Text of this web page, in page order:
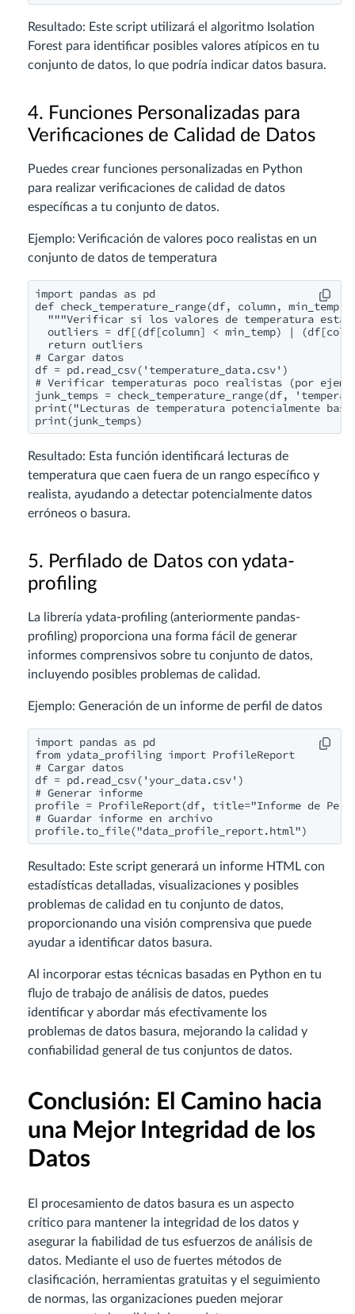
Resultado: Este script utilizará el algoritmo Isolation
Forest para identificar posibles valores atípicos en tu
conjunto de datos, lo que podría indicar datos basura.
4. Funciones Personalizadas para
Verificaciones de Calidad de Datos
Puedes crear funciones personalizadas en Python
para realizar verificaciones de calidad de datos
específicas a tu conjunto de datos.
Ejemplo: Verificación de valores poco realistas en un
conjunto de datos de temperatura
import pandas as pd
def check_temperature_range(df, column, min_temp,
"""Verificar si los valores de temperatura
outliers = df[(df[column] < min_temp) |
return outliers
# Cargar datos
df = pd.read_csv('temperature_data.csv')
# Verificar temperaturas poco realistas (por
junk_temps = check_temperature_range(df,
print("Lecturas de temperatura potencialmente
print(junk_temps)
Resultado: Esta función identificará lecturas de
temperatura que caen fuera de un rango específico y
realista, ayudando a detectar potencialmente datos
erróneos o basura.
5. Perfilado de Datos con ydata-
profiling
La librería ydata-profiling (anteriormente pandas-
profiling) proporciona una forma fácil de generar
informes comprensivos sobre tu conjunto de datos,
incluyendo posibles problemas de calidad.
Ejemplo: Generación de un informe de perfil de datos
import pandas as pd
from ydata_profiling import ProfileReport
# Cargar datos
df = pd.read_csv('your_data.csv')
# Generar informe
profile = ProfileReport(df, title="Informe de
# Guardar informe en archivo
profile.to_file("data_profile_report.html")
Resultado: Este script generará un informe HTML con
estadísticas detalladas, visualizaciones y posibles
problemas de calidad en tu conjunto de datos,
proporcionando una visión comprensiva que puede
ayudar a identificar datos basura.
Al incorporar estas técnicas basadas en Python en tu
flujo de trabajo de análisis de datos, puedes
identificar y abordar más efectivamente los
problemas de datos basura, mejorando la calidad y
confiabilidad general de tus conjuntos de datos.
Conclusión: El Camino hacia
una Mejor Integridad de los
Datos
El procesamiento de datos basura es un aspecto
crítico para mantener la integridad de los datos y
asegurar la fiabilidad de tus esfuerzos de análisis de
datos. Mediante el uso de fuertes métodos de
clasificación, herramientas gratuitas y el seguimiento
de normas, las organizaciones pueden mejorar